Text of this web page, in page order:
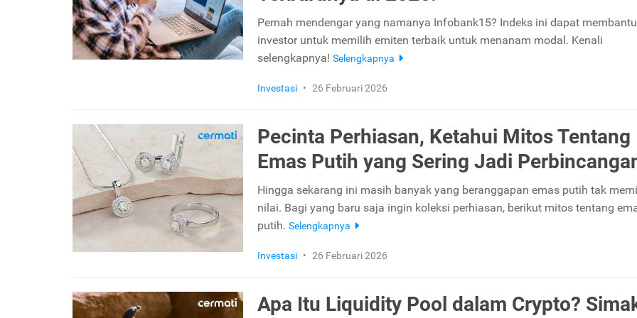
Pernah mendengar yang namanya Infobank15? Indeks ini dapat membantu
investor untuk memilih emiten terbaik untuk menanam modal. Kenali
selengkapnya! Selengkapnya
Investasi • 26 Februari 2026
Pecinta Perhiasan, Ketahui Mitos Tentang
Emas Putih yang Sering Jadi
Hingga sekarang ini masih banyak yang beranggapan emas putih tak
nilai. Bagi yang baru saja ingin koleksi perhiasan, berikut mitos tentang
putih. Selengkapnya
Investasi • 26 Februari 2026
Apa Itu Liquidity Pool dalam Crypto?